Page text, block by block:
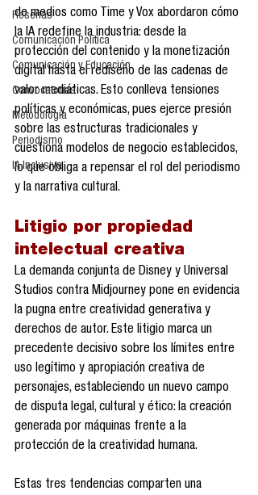
Reseñas
Comunicación Política
Comunicación y Educación
Convocatorias
Metodología
Periodismo
IA Inclusiva
de medios como Time y Vox abordaron cómo
la IA redefine la industria: desde la
protección del contenido y la monetización
digital hasta el rediseño de las cadenas de
valor mediáticas. Esto conlleva tensiones
políticas y económicas, pues ejerce presión
sobre las estructuras tradicionales y
cuestiona modelos de negocio establecidos,
lo que obliga a repensar el rol del periodismo
y la narrativa cultural.
Litigio por propiedad
intelectual creativa
La demanda conjunta de Disney y Universal
Studios contra Midjourney pone en evidencia
la pugna entre creatividad generativa y
derechos de autor. Este litigio marca un
precedente decisivo sobre los límites entre
uso legítimo y apropiación creativa de
personajes, estableciendo un nuevo campo
de disputa legal, cultural y ético: la creación
generada por máquinas frente a la
protección de la creatividad humana.
Estas tres tendencias comparten una